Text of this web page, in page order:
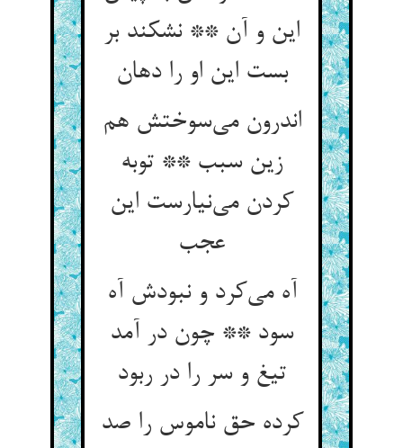
این و آن ** نشکند بر
بست این او را دهان‌‌
اندرون می‌‌سوختش هم
زین سبب ** توبه
کردن می‌‌نیارست این
آه می‌‌کرد و نبودش آه
سود ** چون در آمد
تیغ و سر را در ربود
کرده حق ناموس را صد